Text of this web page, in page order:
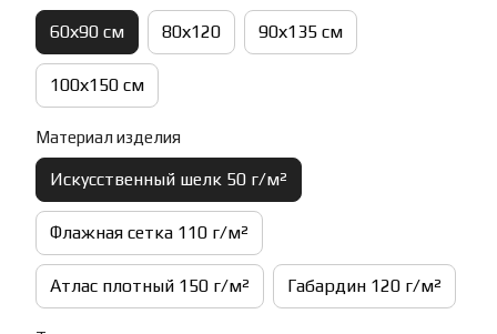
60х90 см 80х120 90х135 см
100х150 см
Материал изделия
Искусственный шелк 50 г/м²
Флажная сетка 110 г/м²
Атлас плотный 150 г/м² Габардин 120 г/м²